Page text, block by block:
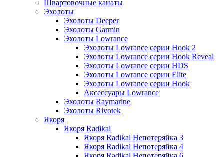
Швартовочные канаты
Эхолоты
Эхолоты Deeper
Эхолоты Garmin
Эхолоты Lowrance
Эхолоты Lowrance серии Hook 2
Эхолоты Lowrance серии Hook Reveal
Эхолоты Lowrance серии HDS
Эхолоты Lowrance серии Elite
Эхолоты Lowrance серии Hook
Аксессуары Lowrance
Эхолоты Raymarine
Эхолоты Rivotek
Якоря
Якоря Radikal
Якоря Radikal Непотеряйка 3
Якоря Radikal Непотеряйка 4